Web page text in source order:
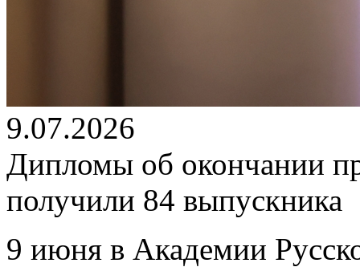
9.07.2026
Дипломы об окончании
получили 84 выпускника
9 июня в Академии